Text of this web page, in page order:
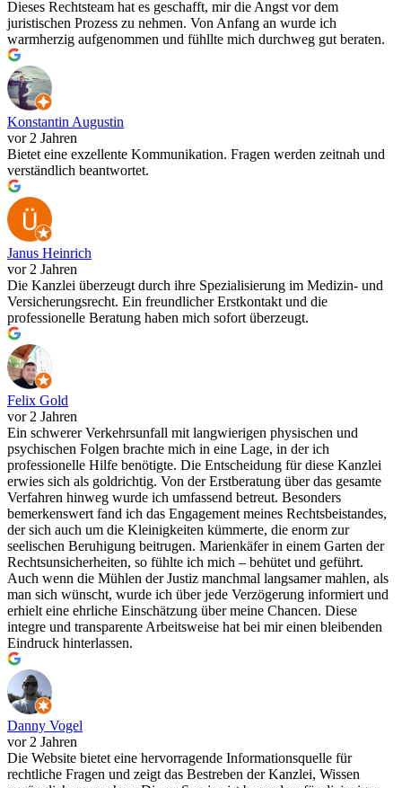
Dieses Rechtsteam hat es geschafft, mir die Angst vor dem
juristischen Prozess zu nehmen. Von Anfang an wurde ich
warmherzig aufgenommen und fühllte mich durchweg gut beraten.
Konstantin Augustin
vor 2 Jahren
Bietet eine exzellente Kommunikation. Fragen werden zeitnah und
verständlich beantwortet.
Janus Heinrich
vor 2 Jahren
Die Kanzlei überzeugt durch ihre Spezialisierung im Medizin- und
Versicherungsrecht. Ein freundlicher Erstkontakt und die
professionelle Beratung haben mich sofort überzeugt.
Felix Gold
vor 2 Jahren
Ein schwerer Verkehrsunfall mit langwierigen physischen und
psychischen Folgen brachte mich in eine Lage, in der ich
professionelle Hilfe benötigte. Die Entscheidung für diese Kanzlei
erwies sich als goldrichtig. Von der Erstberatung über das gesamte
Verfahren hinweg wurde ich umfassend betreut. Besonders
bemerkenswert fand ich das Engagement meines Rechtsbeistandes,
der sich auch um die Kleinigkeiten kümmerte, die enorm zur
seelischen Beruhigung beitrugen. Marienkäfer in einem Garten der
Rechtsunsicherheiten, so fühlte ich mich – behütet und geführt.
Auch wenn die Mühlen der Justiz manchmal langsamer mahlen, als
man sich wünscht, wurde ich über jede Verzögerung informiert und
erhielt eine ehrliche Einschätzung über meine Chancen. Diese
integre und transparente Arbeitsweise hat bei mir einen bleibenden
Eindruck hinterlassen.
Danny Vogel
vor 2 Jahren
Die Website bietet eine hervorragende Informationsquelle für
rechtliche Fragen und zeigt das Bestreben der Kanzlei, Wissen